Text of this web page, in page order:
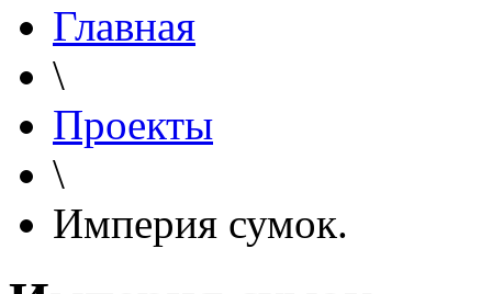
Главная
\
Проекты
\
Империя сумок.